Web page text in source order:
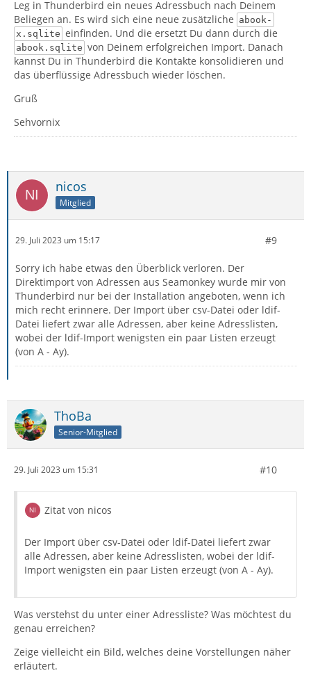
Leg in Thunderbird ein neues Adressbuch nach Deinem
Beliegen an. Es wird sich eine neue zusätzliche abook-
x.sqlite einfinden. Und die ersetzt Du dann durch die
abook.sqlite von Deinem erfolgreichen Import. Danach
kannst Du in Thunderbird die Kontakte konsolidieren und
das überflüssige Adressbuch wieder löschen.
Gruß
Sehvornix
nicos
Mitglied
29. Juli 2023 um 15:17 #9
Sorry ich habe etwas den Überblick verloren. Der
Direktimport von Adressen aus Seamonkey wurde mir von
Thunderbird nur bei der Installation angeboten, wenn ich
mich recht erinnere. Der Import über csv-Datei oder ldif-
Datei liefert zwar alle Adressen, aber keine Adresslisten,
wobei der ldif-Import wenigsten ein paar Listen erzeugt
(von A - Ay).
ThoBa
Senior-Mitglied
29. Juli 2023 um 15:31 #10
Zitat von nicos
Der Import über csv-Datei oder ldif-Datei liefert zwar
alle Adressen, aber keine Adresslisten, wobei der ldif-
Import wenigsten ein paar Listen erzeugt (von A - Ay).
Was verstehst du unter einer Adressliste? Was möchtest du
genau erreichen?
Zeige vielleicht ein Bild, welches deine Vorstellungen näher
erläutert.